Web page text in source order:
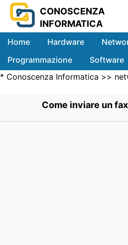
CONOSCENZA
INFORMATICA
Home Hardware
Programmazione
Software
Sistemi
* Conoscenza Informatica >>
Come inviare un